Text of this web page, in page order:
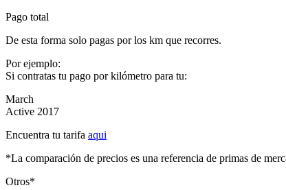
Pago total
De esta forma solo pagas por los km que recorres.
Por ejemplo:
Si contratas tu pago por kilómetro para tu:
March
Active 2017
Encuentra tu tarifa aqui
*La comparación de precios es una referencia de primas de
Otros*